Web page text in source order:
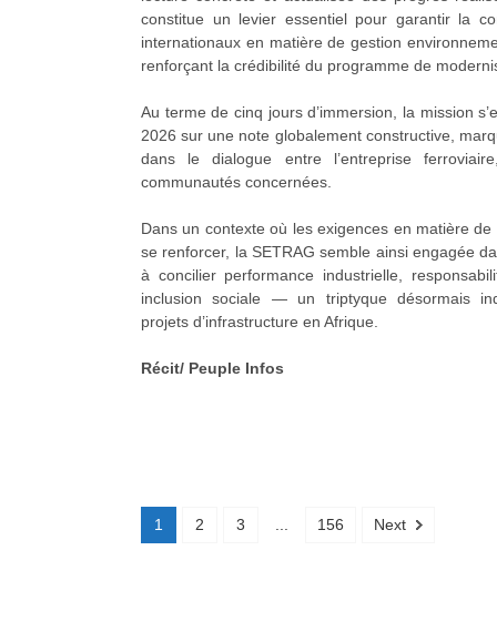
constitue un levier essentiel pour garantir la
internationaux en matière de gestion
renforçant la crédibilité du programme de
Au terme de cinq jours d’immersion, la mission
2026 sur une note globalement constructive,
dans le dialogue entre l’entreprise
communautés concernées.
Dans un contexte où les exigences en matière
se renforcer, la SETRAG semble ainsi engagée
à concilier performance industrielle,
inclusion sociale — un triptyque désormais
projets d’infrastructure en Afrique.
Récit/ Peuple Infos
1 2 3 ... 156 Next